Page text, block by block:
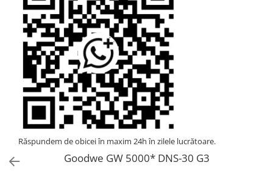
Sungrow
Invertoare Hibrid Sungrow
Invertoare on-grid Sungrow
Statii de reincarcare Sungrow
Victron Energy
MPPT
Accesorii Victron
Acumulatori Victron
Invertor Hibrid - Off Grid
Statii de reincarcare Victron
Răspundem de obicei în maxim 24h în zilele lucrătoare.
Goodwe GW 5000* DNS-30 G3